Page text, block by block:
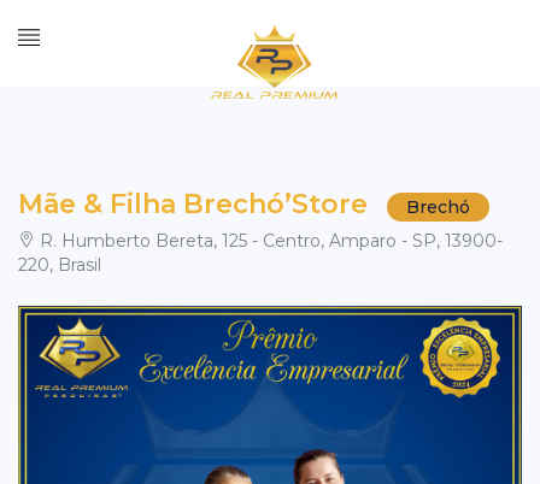
Mãe & Filha Brechó’Store
Brechó
R. Humberto Bereta, 125 - Centro, Amparo - SP, 13900-
220, Brasil